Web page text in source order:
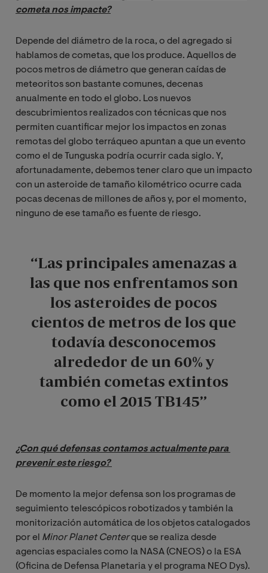
cometa nos impacte?
Depende del diámetro de la roca, o del agregado si
hablamos de cometas, que los produce. Aquellos de
pocos metros de diámetro que generan caídas de
meteoritos son bastante comunes, decenas
anualmente en todo el globo. Los nuevos
descubrimientos realizados con técnicas que nos
permiten cuantificar mejor los impactos en zonas
remotas del globo terráqueo apuntan a que un evento
como el de Tunguska podría ocurrir cada siglo. Y,
afortunadamente, debemos tener claro que un impacto
con un asteroide de tamaño kilométrico ocurre cada
pocas decenas de millones de años y, por el momento,
ninguno de ese tamaño es fuente de riesgo.
“Las principales amenazas a
las que nos enfrentamos son
los asteroides de pocos
cientos de metros de los que
todavía desconocemos
alrededor de un 60% y
también cometas extintos
como el 2015 TB145”
¿Con qué defensas contamos actualmente para
prevenir este riesgo?
De momento la mejor defensa son los programas de
seguimiento telescópicos robotizados y también la
monitorización automática de los objetos catalogados
por el Minor Planet Centerque se realiza desde
agencias espaciales como la NASA (CNEOS) o la ESA
(Oficina de Defensa Planetaria y el programa NEO Dys).